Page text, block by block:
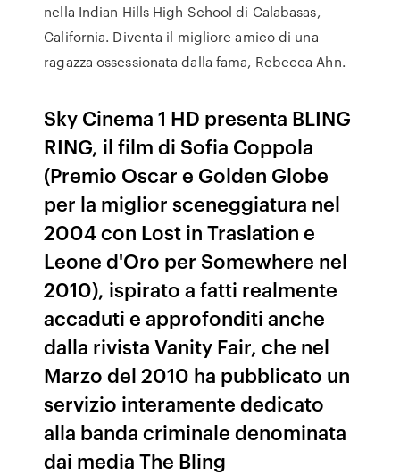
nella Indian Hills High School di Calabasas,
California. Diventa il migliore amico di una
ragazza ossessionata dalla fama, Rebecca Ahn.
Sky Cinema 1 HD presenta BLING
RING, il film di Sofia Coppola
(Premio Oscar e Golden Globe
per la miglior sceneggiatura nel
2004 con Lost in Traslation e
Leone d'Oro per Somewhere nel
2010), ispirato a fatti realmente
accaduti e approfonditi anche
dalla rivista Vanity Fair, che nel
Marzo del 2010 ha pubblicato un
servizio interamente dedicato
alla banda criminale denominata
dai media The Bling